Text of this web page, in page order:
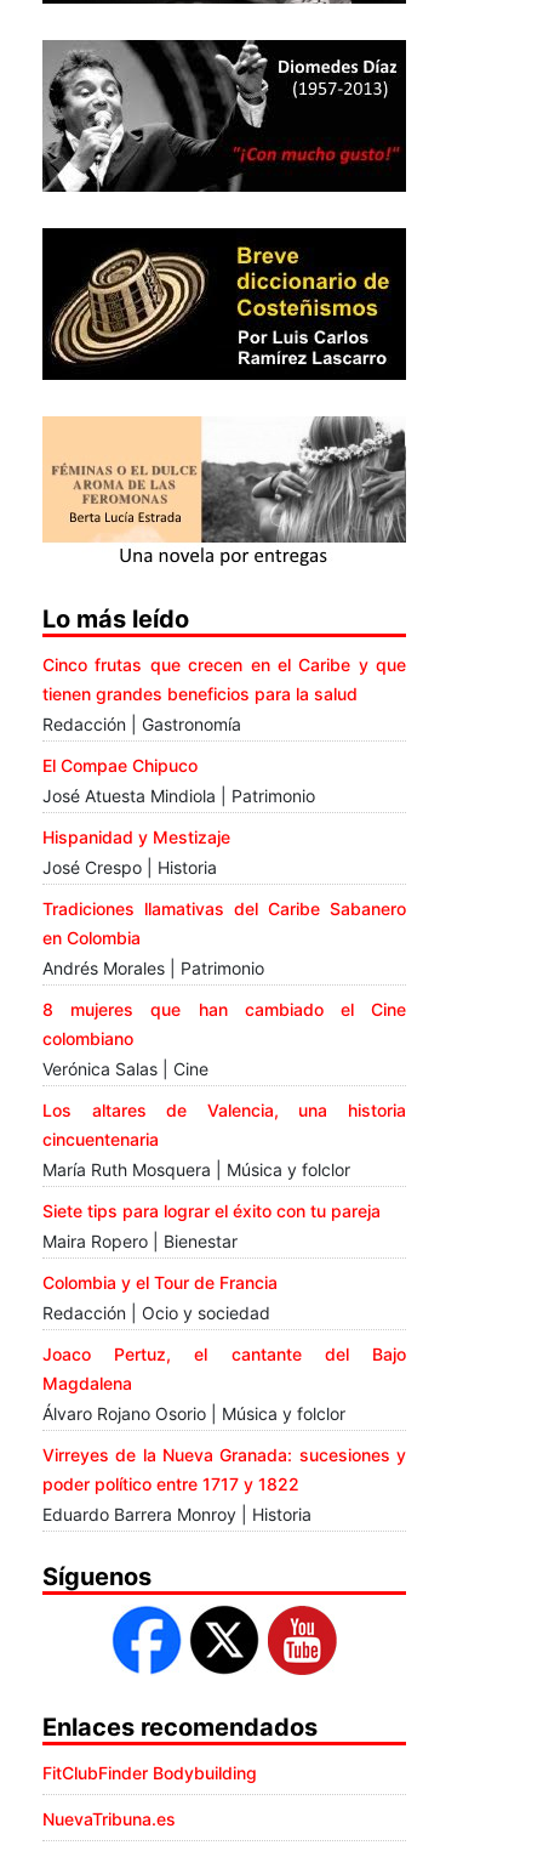
Lo más leído
Cinco frutas que crecen en el Caribe y que
tienen grandes beneficios para la salud
Redacción | Gastronomía
El Compae Chipuco
José Atuesta Mindiola | Patrimonio
Hispanidad y Mestizaje
José Crespo | Historia
Tradiciones llamativas del Caribe Sabanero
en Colombia
Andrés Morales | Patrimonio
8 mujeres que han cambiado el Cine
colombiano
Verónica Salas | Cine
Los altares de Valencia, una historia
cincuentenaria
María Ruth Mosquera | Música y folclor
Siete tips para lograr el éxito con tu pareja
Maira Ropero | Bienestar
Colombia y el Tour de Francia
Redacción | Ocio y sociedad
Joaco Pertuz, el cantante del Bajo
Magdalena
Álvaro Rojano Osorio | Música y folclor
Virreyes de la Nueva Granada: sucesiones y
poder político entre 1717 y 1822
Eduardo Barrera Monroy | Historia
Síguenos
Enlaces recomendados
FitClubFinder Bodybuilding
NuevaTribuna.es